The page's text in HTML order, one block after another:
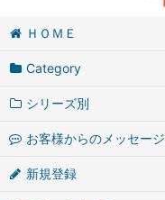
ＨＯＭＥ
Category
シリーズ別
お客様からのメッセージ
新規登録